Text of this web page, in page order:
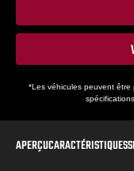
*Les véhicules peuvent être
APERÇUCARACTÉRISTIQUES